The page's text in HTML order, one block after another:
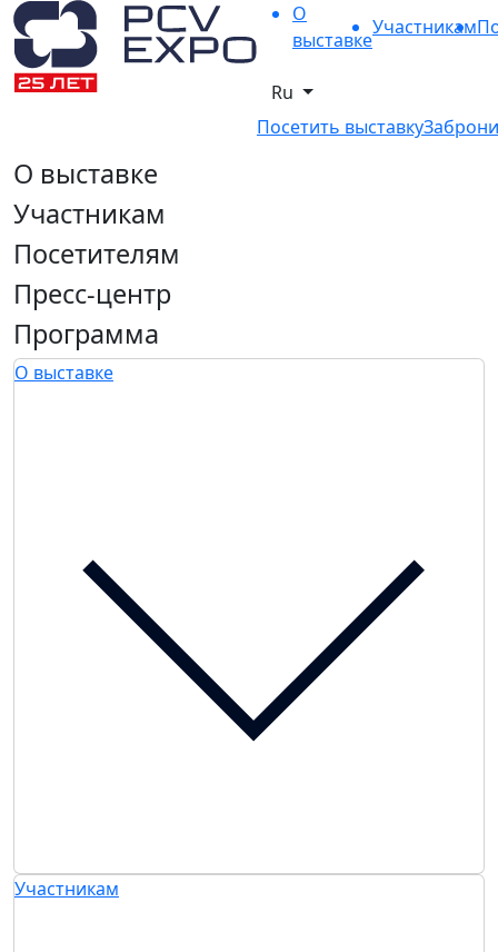
О
выставке
Участникам
Ru
Посетить выставку
О выставке
Участникам
Посетителям
Пресс-центр
Программа
О выставке
Участникам